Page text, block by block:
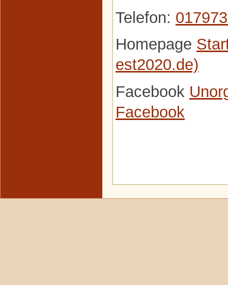
Telefon:
Homepage
est2020.de)
Facebook
Facebook